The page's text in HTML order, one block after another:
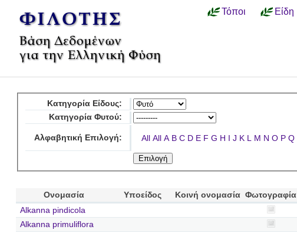
Τόποι Είδη
Κατηγορία Είδους:
Κατηγορία Φυτού:
Αλφαβητική Επιλογή: All All A B C D E F G H I J K L M N O P Q
Ονομασία Υποείδος Κοινή ονομασία Φωτογραφία
Alkanna pindicola
Alkanna primuliflora